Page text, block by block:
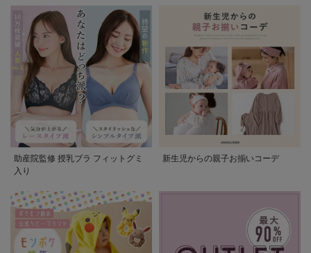
助産院監修 授乳ブラ フィットグミ
入り
新生児からの親子お揃いコーデ